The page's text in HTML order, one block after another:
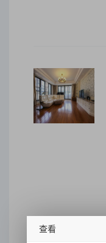
查看